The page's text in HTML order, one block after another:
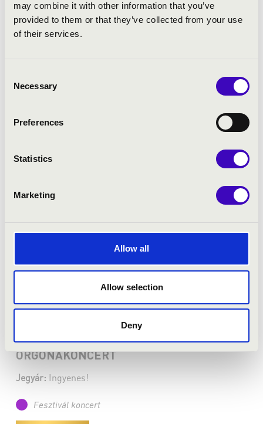
may combine it with other information that you’ve
provided to them or that they’ve collected from your use
of their services.
Selection
Necessary
Preferences
Statistics
Marketing
Allow all
Allow selection
Deny
Jegyár: Ingyenes!
2023.08.05. - szombat 20:00
ORGONAKONCERT
Jegyár: Ingyenes!
Fesztivál koncert